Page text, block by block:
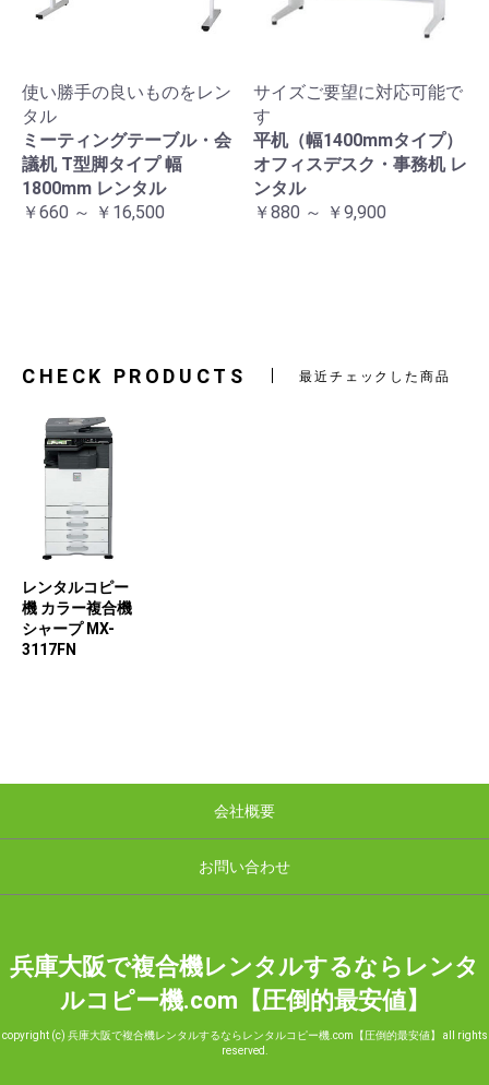
使い勝手の良いものをレン
タル
ミーティングテーブル・会
議机 T型脚タイプ 幅
1800mm レンタル
￥660 ～ ￥16,500
サイズご要望に対応可能で
す
平机（幅1400mmタイプ）
オフィスデスク・事務机 レ
ンタル
￥880 ～ ￥9,900
CHECK PRODUCTS 最近チェックした商品
レンタルコピー
機 カラー複合機
シャープ MX-
3117FN
会社概要
お問い合わせ
兵庫大阪で複合機レンタルするならレンタ
ルコピー機.com【圧倒的最安値】
copyright (c) 兵庫大阪で複合機レンタルするならレンタルコピー機.com【圧倒的最安値】 all rights
reserved.